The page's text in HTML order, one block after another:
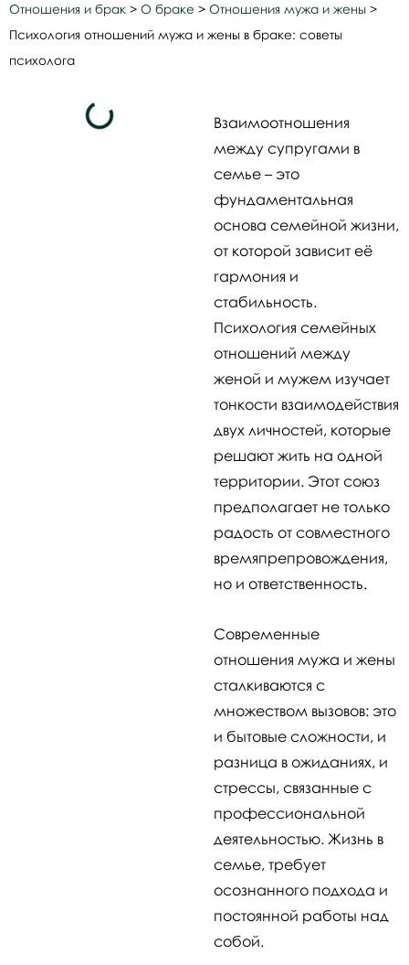
Отношения и брак > О браке > Отношения мужа и жены >
Психология отношений мужа и жены в браке: советы
психолога
Взаимоотношения
между супругами в
семье – это
фундаментальная
основа семейной жизни,
от которой зависит её
гармония и
стабильность.
Психология семейных
отношений между
женой и мужем изучает
тонкости взаимодействия
двух личностей, которые
решают жить на одной
территории. Этот союз
предполагает не только
радость от совместного
времяпрепровождения,
но и ответственность.
Современные
отношения мужа и жены
сталкиваются с
множеством вызовов: это
и бытовые сложности, и
разница в ожиданиях, и
стрессы, связанные с
профессиональной
деятельностью. Жизнь в
семье, требует
осознанного подхода и
постоянной работы над
собой.